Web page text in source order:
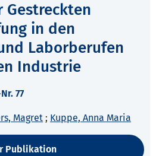
Gestreckten
in den
Laborberufen
Industrie
77
Magret ; Kuppe, Anna Maria
Publikation